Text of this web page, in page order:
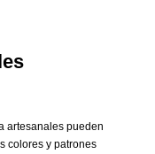
artesanales pueden
colores y patrones